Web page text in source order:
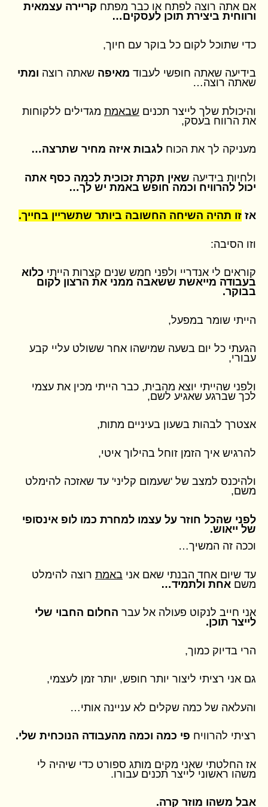
אם אתה רוצה לפתח או כבר מפתח קריירה עצמאית
ורווחית ביצירת תוכן לעסקים…
כדי שתוכל לקום כל בוקר עם חיוך,
בידיעה שאתה חופשי לעבוד מאיפה שאתה רוצה ומתי
שאתה רוצה…
והיכולת שלך לייצר תכנים שבאמת מגדילים ללקוחות
את הרווח בעסק,
מעניקה לך את הכוח לגבות איזה מחיר שתרצה…
ולחיות בידיעה שאין תקרת זכוכית לכמה כסף אתה
יכול להרוויח וכמה חופש באמת יש לך…
אז זו תהיה השיחה החשובה ביותר שתשריין בחייך.
וזו הסיבה:
קוראים לי אנדריי ולפני חמש שנים קצרות הייתי כלוא
בעבודה מייאשת ששאבה ממני את הרצון לקום
בבוקר.
הייתי שומר במפעל,
הגעתי כל יום בשעה שמישהו אחר ששולט עליי קבע
עבורי,
ולפני שהייתי יוצא מהבית, כבר הייתי מכין את עצמי
לכך שברגע שאגיע לשם,
אצטרך לבהות בשעון בעיניים מתות,
להרגיש איך הזמן זוחל בהילוך איטי,
ולהיכנס למצב של 'שעמום קליני' עד שאזכה להימלט
משם,
לפני שהכל חוזר על עצמו למחרת כמו לופ אינסופי
של ייאוש.
וככה זה המשיך…
עד שיום אחד הבנתי שאם אני באמת רוצה להימלט
משם אחת ולתמיד…
אני חייב לנקוט פעולה אל עבר החלום החבוי שלי
לייצר תוכן.
הרי בדיוק כמוך,
גם אני רציתי ליצור יותר חופש, יותר זמן לעצמי,
והעלאה של כמה שקלים לא עניינה אותי…
רציתי להרוויח פי כמה וכמה מהעבודה הנוכחית שלי.
אז החלטתי שאני מקים מותג ספורט כדי שיהיה לי
משהו ראשוני לייצר תכנים עבורו.
אבל משהו מוזר קרה.